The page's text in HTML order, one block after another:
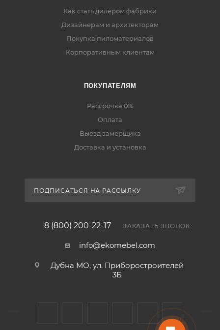
Как стать дилером фабрики
Дизайнерам и архитекторам
Покупка пиломатериалов
Корпоративным клиентам
ПОКУПАТЕЛЯМ
Рассрочка 0%
Оплата
Выезд замерщика
Доставка и установка
ПОДПИСАТЬСЯ НА РАССЫЛКУ
8 (800) 200-22-17 ЗАКАЗАТЬ ЗВОНОК
info@ekomebel.com
Дубна МО, ул. Приборостроителей
3Б